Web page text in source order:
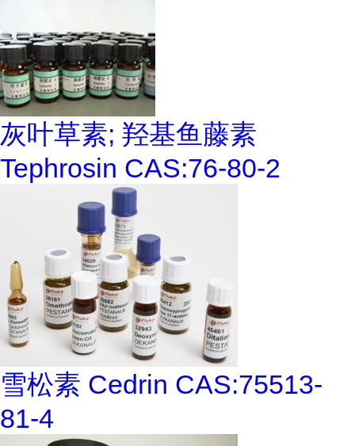
灰叶草素; 羟基鱼藤素
Tephrosin CAS:76-80-2
雪松素 Cedrin CAS:75513-
81-4